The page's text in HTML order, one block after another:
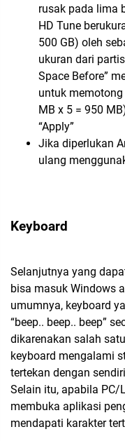
rusak pada lima
HD Tune
500 GB) oleh
ukuran dari
Space Before”
untuk
MB x 5 = 950
“Apply”
Jika diperlukan
ulang
Keyboard
Selanjutnya yang
bisa masuk Windows
umumnya, keyboard
“beep.. beep.. beep”
dikarenakan salah
keyboard mengalami
tertekan dengan
Selain itu, apabila
membuka aplikasi
mendapati karakter